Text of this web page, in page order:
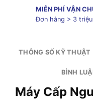
MIỄN PHÍ VẬN
Đơn hàng > 3 triệu
THÔNG SỐ KỸ THUẬT
BÌNH
Máy Cấp